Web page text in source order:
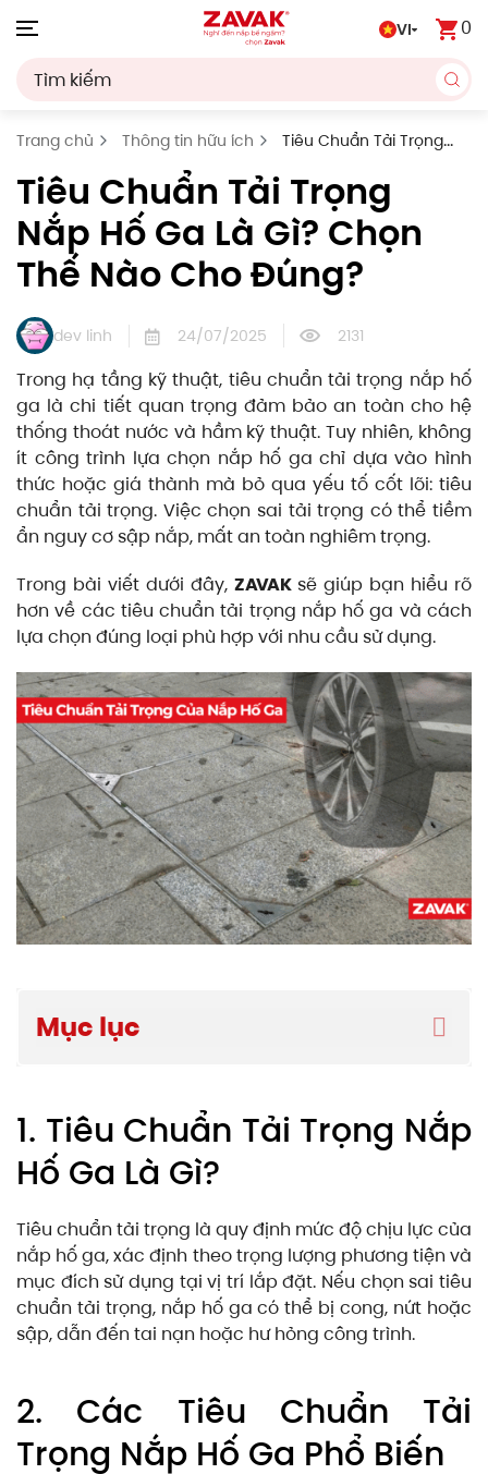
VI 0
Trang chủ Thông tin hữu ích
Tiêu Chuẩn Tải Trọng
Nắp Hố Ga Là Gì? Chọn Thế Nào Cho Đúng?
Tiêu Chuẩn Tải Trọng
Nắp Hố Ga Là Gì? Chọn
Thế Nào Cho Đúng?
dev linh 24/07/2025 2131
Trong hạ tầng kỹ thuật, tiêu chuẩn tải trọng nắp hố
ga là chi tiết quan trọng đảm bảo an toàn cho hệ
thống thoát nước và hầm kỹ thuật. Tuy nhiên, không
ít công trình lựa chọn nắp hố ga chỉ dựa vào hình
thức hoặc giá thành mà bỏ qua yếu tố cốt lõi: tiêu
chuẩn tải trọng. Việc chọn sai tải trọng có thể tiềm
ẩn nguy cơ sập nắp, mất an toàn nghiêm trọng.
Trong bài viết dưới đây, ZAVAK sẽ giúp bạn hiểu rõ
hơn về các tiêu chuẩn tải trọng nắp hố ga và cách
lựa chọn đúng loại phù hợp với nhu cầu sử dụng.
Mục lục
1. Tiêu Chuẩn Tải Trọng Nắp
Hố Ga Là Gì?
Tiêu chuẩn tải trọng là quy định mức độ chịu lực của
nắp hố ga, xác định theo trọng lượng phương tiện và
mục đích sử dụng tại vị trí lắp đặt. Nếu chọn sai tiêu
chuẩn tải trọng, nắp hố ga có thể bị cong, nứt hoặc
sập, dẫn đến tai nạn hoặc hư hỏng công trình.
2. Các Tiêu Chuẩn Tải
Trọng Nắp Hố Ga Phổ Biến